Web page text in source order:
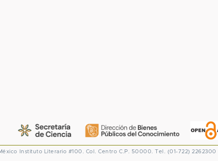
Instituto Literario #100. Col. Centro C.P. 50000. Tel. (01-722) 2262300